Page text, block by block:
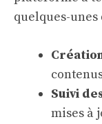
quelques-unes
Suivi
mises à